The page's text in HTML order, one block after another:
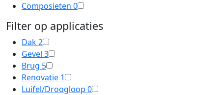
Composieten 0
Filter op applicaties
Dak2
Gevel 3
Brug 5
Renovatie 1
Luifel/Droogloop 0